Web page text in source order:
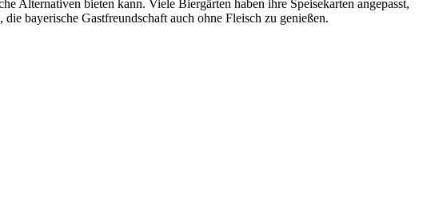
Alternativen bieten kann. Viele Biergärten haben ihre Speisekarten angepasst,
bayerische Gastfreundschaft auch ohne Fleisch zu genießen.